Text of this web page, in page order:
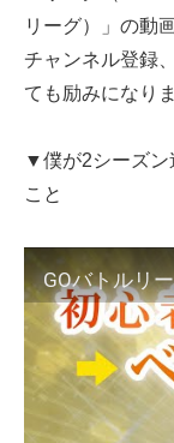
リーグ）」の動
チャンネル登録
ても励みになり
▼僕が2シーズン
こと